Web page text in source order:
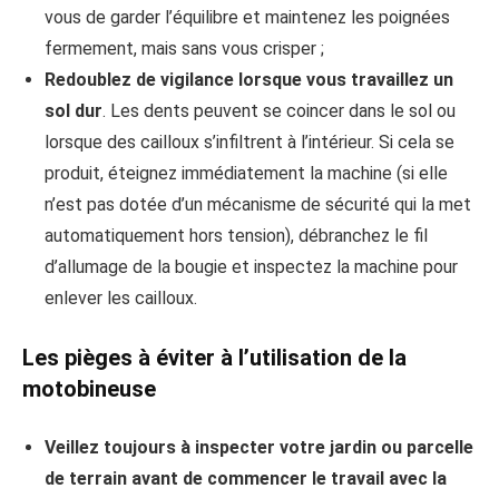
vous de garder l’équilibre et maintenez les poignées
fermement, mais sans vous crisper ;
Redoublez de vigilance lorsque vous travaillez un
sol dur. Les dents peuvent se coincer dans le sol ou
lorsque des cailloux s’infiltrent à l’intérieur. Si cela se
produit, éteignez immédiatement la machine (si elle
n’est pas dotée d’un mécanisme de sécurité qui la met
automatiquement hors tension), débranchez le fil
d’allumage de la bougie et inspectez la machine pour
enlever les cailloux.
Les pièges à éviter à l’utilisation de la
motobineuse
Veillez toujours à inspecter votre jardin ou parcelle
de terrain avant de commencer le travail avec la